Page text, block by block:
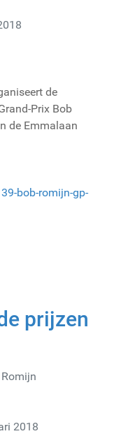
de
Prix Bob
de Emmalaan
bob-romijn-gp-
prijzen
Romijn
2018